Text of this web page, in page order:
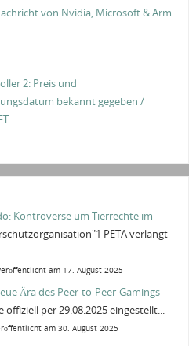
von Nvidia, Microsoft & Arm
2: Preis und
bekannt gegeben /
Kontroverse um Tierrechte im
PETA verlangt
am 17. August 2025
Ära des Peer-to-Peer-Gamings
offiziell per 29.08.2025 eingestellt...
am 30. August 2025